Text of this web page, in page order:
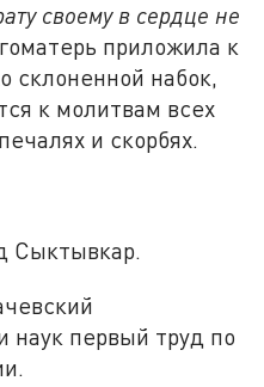
своему в сердце не
приложила к
склоненной набок,
к молитвам всех
и скорбях.
Сыктывкар.
наук первый труд по